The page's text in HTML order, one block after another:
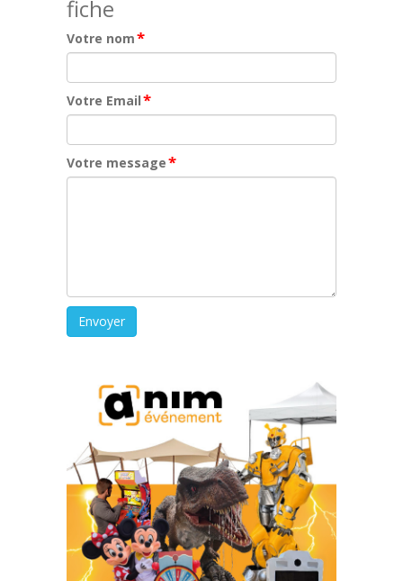
fiche
Votre nom*
Votre Email*
Votre message*